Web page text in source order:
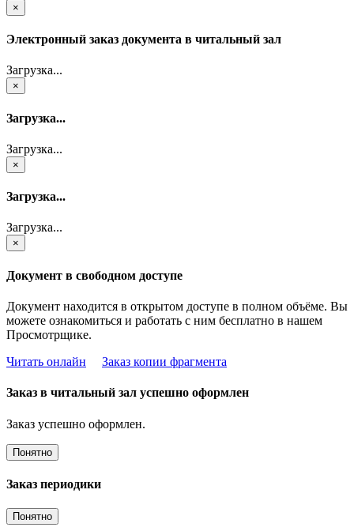
×
Электронный заказ документа в читальный зал
Загрузка...
×
Загрузка...
Загрузка...
×
Загрузка...
Загрузка...
×
Документ в свободном доступе
Документ находится в открытом доступе в полном объёме. Вы
можете ознакомиться и работать с ним бесплатно в нашем
Просмотрщике.
Читать онлайн
Заказ копии фрагмента
Заказ в читальный зал успешно оформлен
Заказ успешно оформлен.
Понятно
Заказ периодики
Понятно